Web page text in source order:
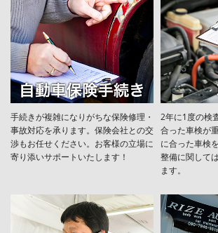
手続きが複雑になりがちな保険修理・
事故対応を承ります。保険会社との交
渉もお任せください。お客様の立場に
寄り添いサポートいたします！
2年に1度の検
合った車検が
に合った車検
整備に関して
ます。